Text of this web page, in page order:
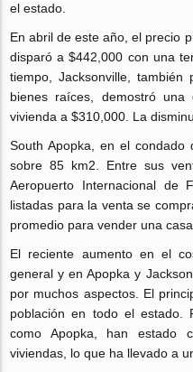
el estado.
En abril de este año, el precio
disparó a $442,000 con una
tiempo, Jacksonville,
bienes raíces, demostró
vivienda a $310,000. La
South Apopka, en el
sobre 85 km2. Entre sus
Aeropuerto Internacional de
listadas para la venta se
promedio para vender una
El reciente aumento en el
general y en Apopka y
por muchos aspectos. El
población en todo el estado.
como Apopka, han estado
viviendas, lo que ha llevado a